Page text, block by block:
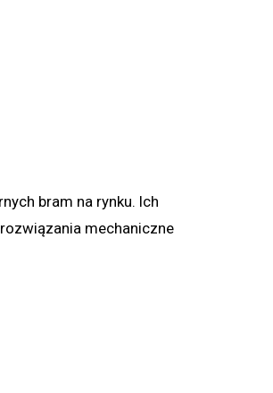
bram na rynku. Ich
mechaniczne